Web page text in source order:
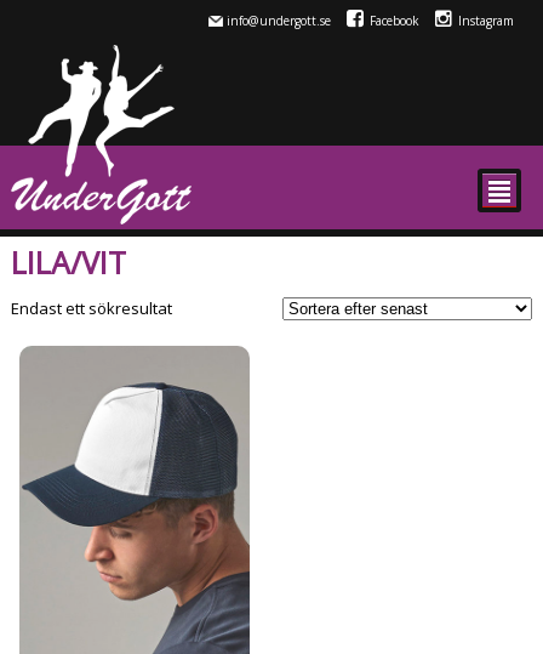
info@undergott.se Facebook Instagram
²
LILA/VIT
Endast ett sökresultat